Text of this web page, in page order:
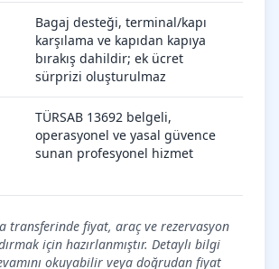
Bagaj desteği, terminal/kapı
karşılama ve kapıdan kapıya
bırakış dahildir; ek ücret
sürprizi oluşturulmaz
TÜRSAB 13692 belgeli,
operasyonel ve yasal güvence
sunan profesyonel hizmet
transferinde fiyat, araç ve rezervasyon
için hazırlanmıştır. Detaylı bilgi
okuyabilir veya doğrudan fiyat